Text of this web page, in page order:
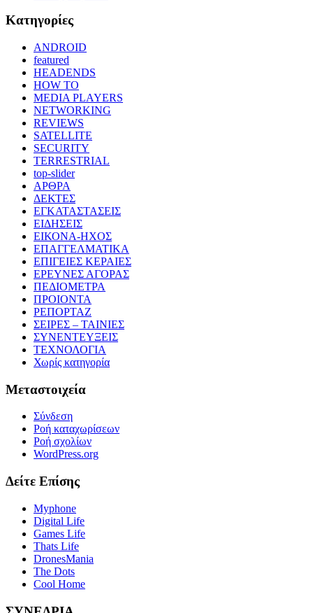
Kατηγορίες
ANDROID
featured
HEADENDS
HOW TO
MEDIA PLAYERS
NETWORKING
REVIEWS
SATELLITE
SECURITY
TERRESTRIAL
top-slider
ΑΡΘΡΑ
ΔΕΚΤΕΣ
ΕΓΚΑΤΑΣΤΑΣΕΙΣ
ΕΙΔΗΣΕΙΣ
ΕΙΚΟΝΑ-ΗΧΟΣ
ΕΠΑΓΓΕΛΜΑΤΙΚΑ
ΕΠΙΓΕΙΕΣ ΚΕΡΑΙΕΣ
ΕΡΕΥΝΕΣ ΑΓΟΡΑΣ
ΠΕΔΙΟΜΕΤΡΑ
ΠΡΟΙΟΝΤΑ
ΡΕΠΟΡΤΑΖ
ΣΕΙΡΕΣ – ΤΑΙΝΙΕΣ
ΣΥΝΕΝΤΕΥΞΕΙΣ
ΤΕΧΝΟΛΟΓΙΑ
Χωρίς κατηγορία
Μεταστοιχεία
Σύνδεση
Ροή καταχωρίσεων
Ροή σχολίων
WordPress.org
Δείτε Επίσης
Myphone
Digital Life
Games Life
Thats Life
DronesMania
The Dots
Cool Home